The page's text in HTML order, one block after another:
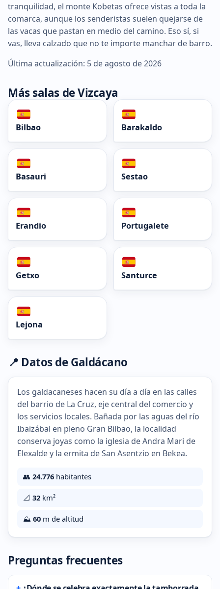
tranquilidad, el monte Kobetas ofrece vistas a toda la
comarca, aunque los senderistas suelen quejarse de
las vacas que pastan en medio del camino. Eso sí, si
vas, lleva calzado que no te importe manchar de barro.
Última actualización: 5 de agosto de 2026
Más salas de Vizcaya
Bilbao Barakaldo
Basauri Sestao
Erandio Portugalete
Getxo Santurce
Lejona
📍 Datos de Galdácano
Los galdacaneses hacen su día a día en las calles
del barrio de La Cruz, eje central del comercio y
los servicios locales. Bañada por las aguas del río
Ibaizábal en pleno Gran Bilbao, la localidad
conserva joyas como la iglesia de Andra Mari de
Elexalde y la ermita de San Asentzio en Bekea.
👥 24.776 habitantes
📐 32 km²
⛰️ 60 m de altitud
Preguntas frecuentes